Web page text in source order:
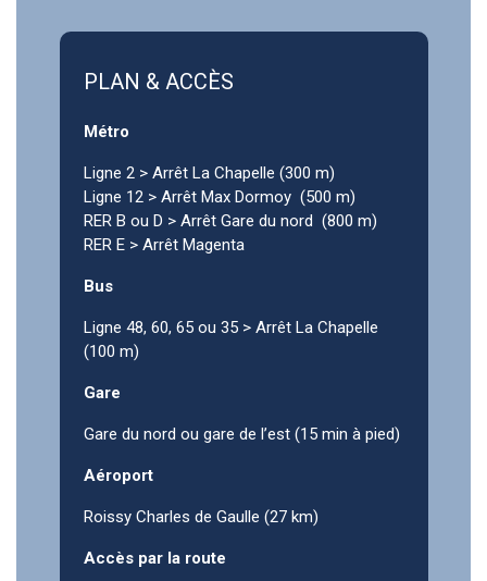
PLAN & ACCÈS
Métro
Ligne 2 > Arrêt La Chapelle (300 m)
Ligne 12 > Arrêt Max Dormoy (500 m)
RER B ou D > Arrêt Gare du nord (800 m)
RER E > Arrêt Magenta
Bus
Ligne 48, 60, 65 ou 35 > Arrêt La Chapelle
(100 m)
Gare
Gare du nord ou gare de l’est (15 min à pied)
Aéroport
Roissy Charles de Gaulle (27 km)
Accès par la route